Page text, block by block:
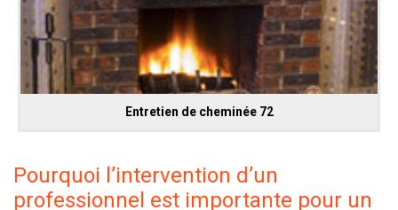
Entretien de cheminée 72
Pourquoi l’intervention d’un
professionnel est importante pour un